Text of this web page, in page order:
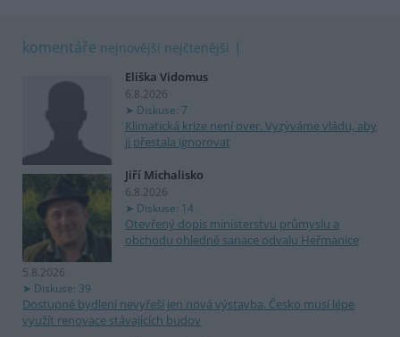
komentáře nejnovější nejčtenější
Eliška Vidomus
6.8.2026
Diskuse: 7
Klimatická krize není over. Vyzýváme vládu, aby
ji přestala ignorovat
Jiří Michalisko
6.8.2026
Diskuse: 14
Otevřený dopis ministerstvu průmyslu a
obchodu ohledně sanace odvalu Heřmanice
5.8.2026
Diskuse: 39
Dostupné bydlení nevyřeší jen nová výstavba. Česko musí lépe
využít renovace stávajících budov